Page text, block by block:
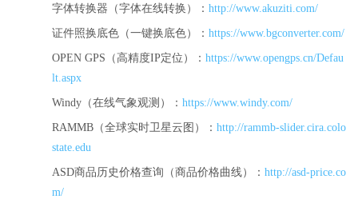
字体转换器（字体在线转换）： http://www.akuziti.com/
证件照换底色（一键换底色）： https://www.bgconverter.com/
OPEN GPS（高精度IP定位）： https://www.opengps.cn/Defau
lt.aspx
Windy（在线气象观测）： https://www.windy.com/
RAMMB（全球实时卫星云图）： http://rammb-slider.cira.colo
state.edu
ASD商品历史价格查询（商品价格曲线）： http://asd-price.co
m/